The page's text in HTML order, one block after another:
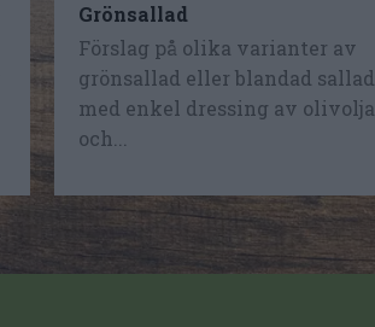
Grönsallad
Förslag på olika varianter av
grönsallad eller blandad sallad
med enkel dressing av olivolja
och...